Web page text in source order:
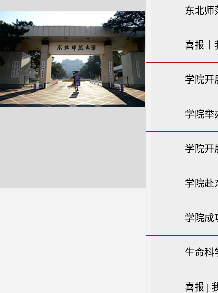
东北师
喜报丨
学院开
学院举
学院开
学院赴
学院成
生命科
喜报 |